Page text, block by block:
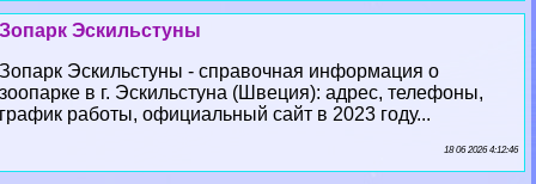
Зопарк Эскильстуны
Зопарк Эскильстуны - справочная информация о
зоопарке в г. Эскильстуна (Швеция): адрес, телефоны,
график работы, официальный сайт в 2023 году...
18 06 2026 4:12:46